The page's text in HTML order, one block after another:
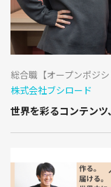
総合職【オープンポジシ
株式会社ブシロード
世界を彩るコンテンツ